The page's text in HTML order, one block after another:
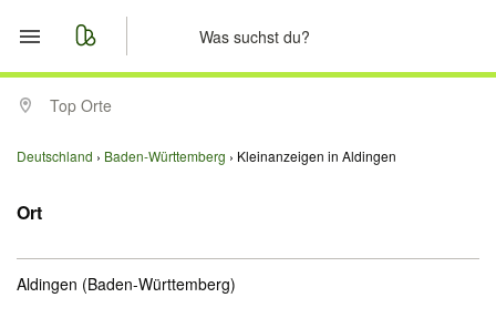
Start
Merkliste
Anzeige aufgeben
Top Orte
Deutschland Baden-Württemberg Kleinanzeigen in Aldingen
Ort
Aldingen (Baden-Württemberg)